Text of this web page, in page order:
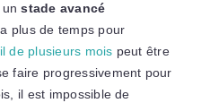
unstade avancé
plus de temps pour
de plusieurs mois peut être
faire progressivement pour
il est impossible de